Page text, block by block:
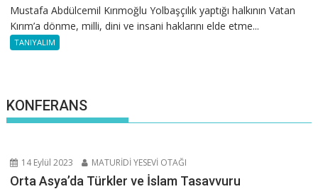
Mustafa Abdülcemil Kırımoğlu Yolbaşçılık yaptığı halkının Vatan
Kırım’a dönme, milli, dini ve insani haklarını elde etme...
TANIYALIM
KONFERANS
14 Eylül 2023 MATURİDİ YESEVİ OTAĞI
Orta Asya’da Türkler ve İslam Tasavvuru